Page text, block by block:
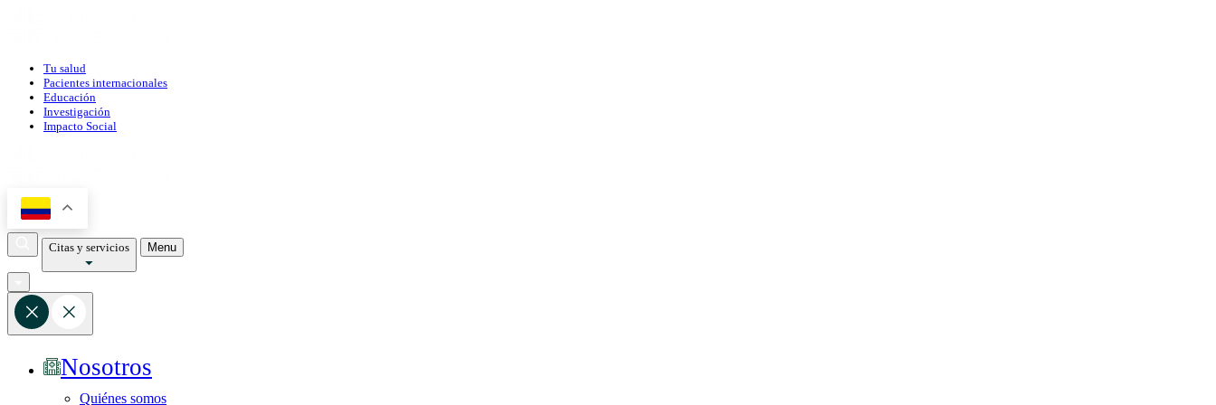
Tu salud
Pacientes internacionales
Educación
Investigación
Impacto Social
Citas y servicios Menu
Nosotros
Quiénes somos